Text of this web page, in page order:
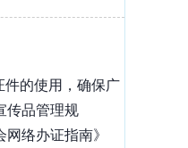
件的使用，确保广
传品管理规
络办证指南》